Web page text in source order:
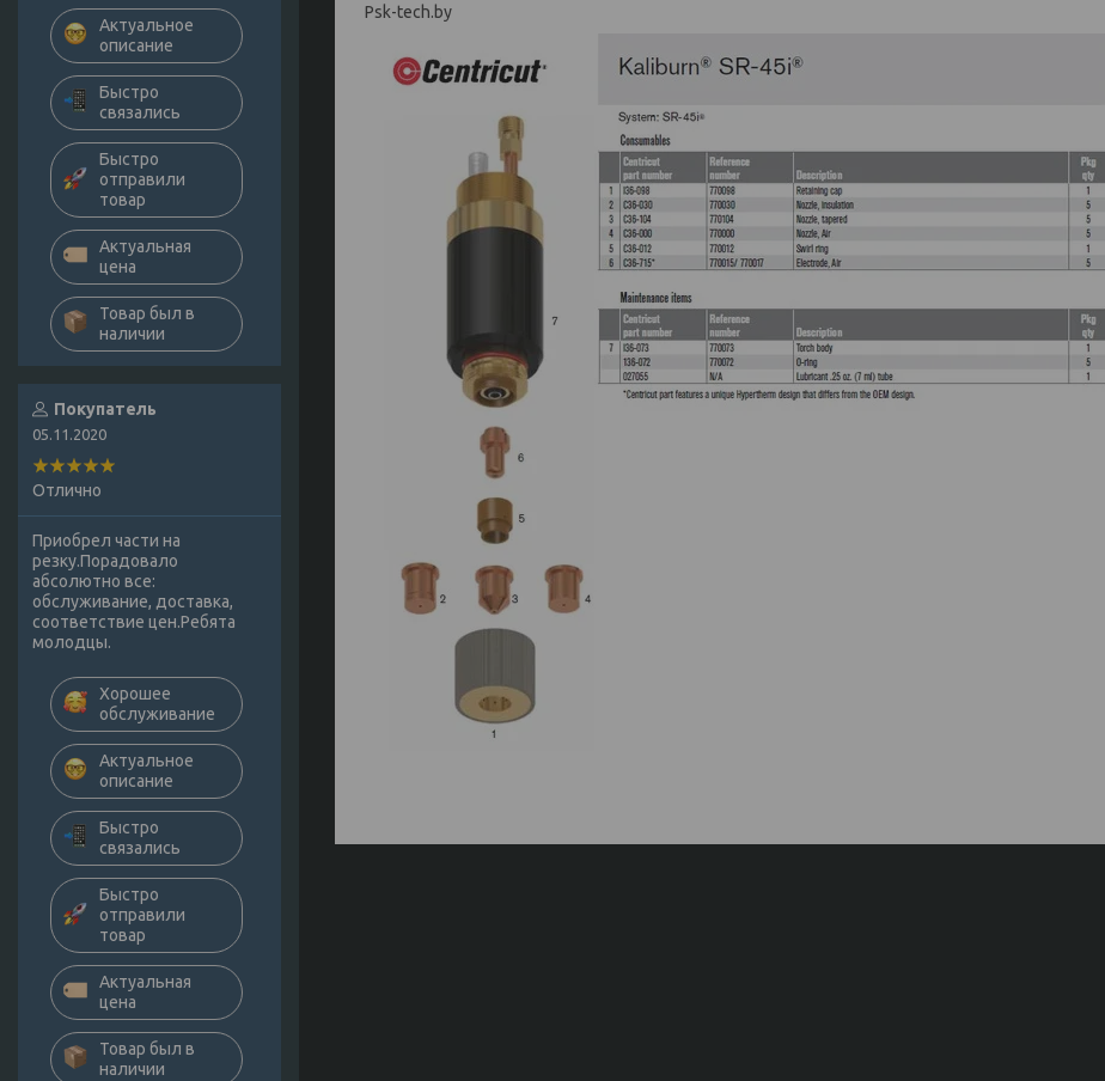
Psk-tech.by
Актуальное
описание
Быстро
связались
Быстро
отправили
товар
Актуальная
цена
Товар был в
наличии
Покупатель
05.11.2020
Отлично
Приобрел части на
резку.Порадовало
абсолютно все:
обслуживание, доставка,
соответствие цен.Ребята
молодцы.
Хорошее
обслуживание
Актуальное
описание
Быстро
связались
Быстро
отправили
товар
Актуальная
цена
Товар был в
наличии